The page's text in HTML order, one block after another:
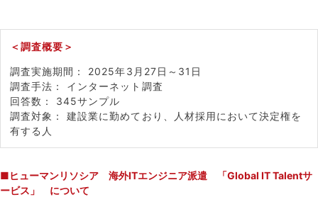
＜調査概要＞
調査実施期間： 2025年3月27日～31日
調査手法： インターネット調査
回答数： 345サンプル
調査対象： 建設業に勤めており、人材採用において決定権を
有する人
■ヒューマンリソシア 海外ITエンジニア派遣 「Global IT Talentサ
ービス」 について